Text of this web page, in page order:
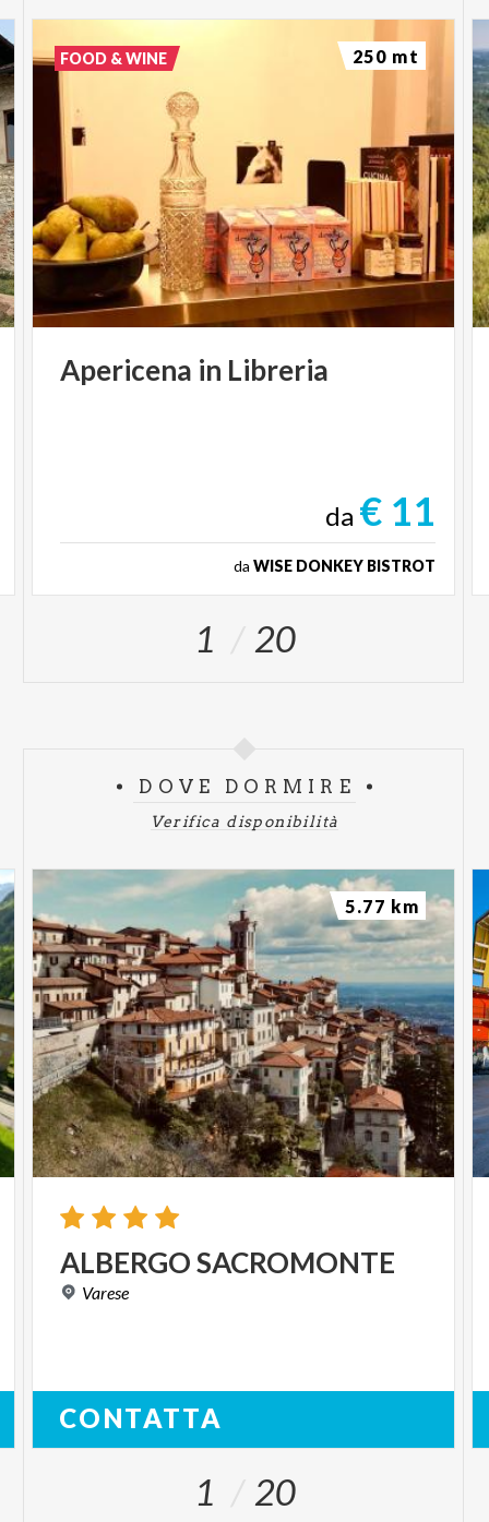
Biglietti
Prima Galleria Laterale
32,00
Prima Galleria Centrale
Poltronissima
€ 42,00 Platea Vip € 46,00
Apericena in Libreria
da € 11
da WISE DONKEY BISTROT
FOOD & WINE 250 mt
1 20
DOVE DORMIRE
Verifica disponibilità
ALBERGOSACROMONTE
Varese
CONTATTA
5.77 km
1 20